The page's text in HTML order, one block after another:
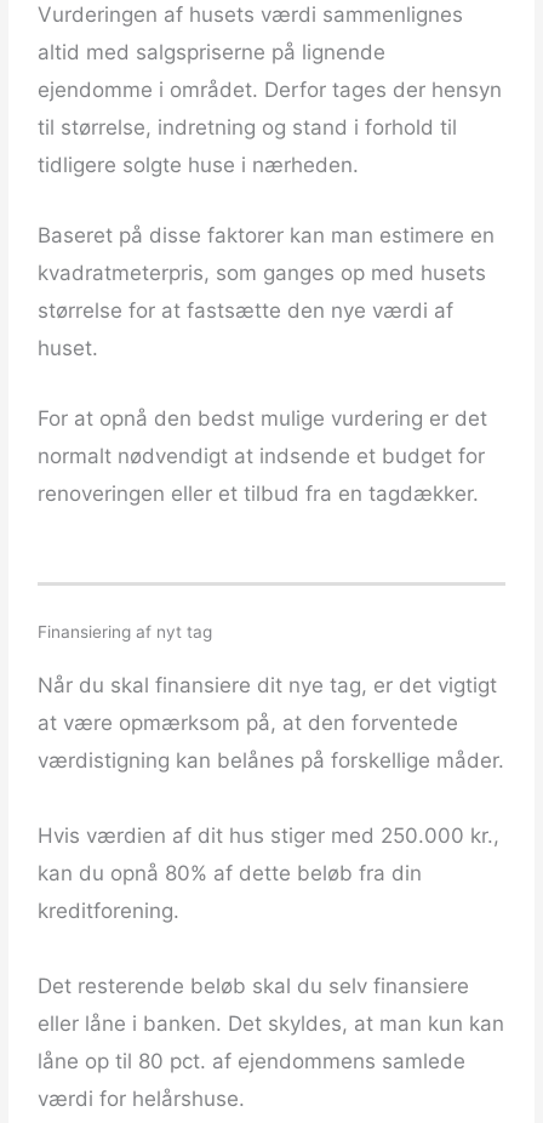
Vurderingen af husets værdi sammenlignes
altid med salgspriserne på lignende
ejendomme i området. Derfor tages der hensyn
til størrelse, indretning og stand i forhold til
tidligere solgte huse i nærheden.
Baseret på disse faktorer kan man estimere en
kvadratmeterpris, som ganges op med husets
størrelse for at fastsætte den nye værdi af
huset.
For at opnå den bedst mulige vurdering er det
normalt nødvendigt at indsende et budget for
renoveringen eller et tilbud fra en tagdækker.
Finansiering af nyt tag
Når du skal finansiere dit nye tag, er det vigtigt
at være opmærksom på, at den forventede
værdistigning kan belånes på forskellige måder.
Hvis værdien af dit hus stiger med 250.000 kr.,
kan du opnå 80% af dette beløb fra din
kreditforening.
Det resterende beløb skal du selv finansiere
eller låne i banken. Det skyldes, at man kun kan
låne op til 80 pct. af ejendommens samlede
værdi for helårshuse.